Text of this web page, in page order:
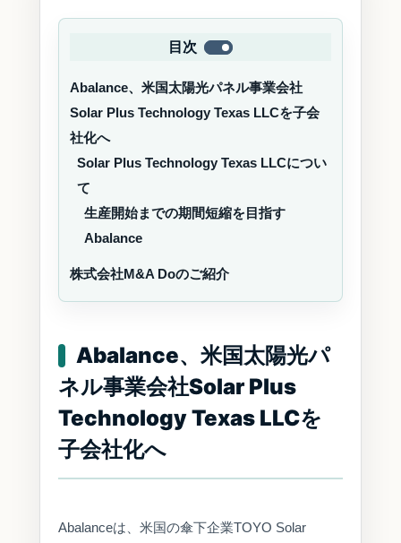
目次
Abalance、米国太陽光パネル事業会社
Solar Plus Technology Texas LLCを子会
社化へ
Solar Plus Technology Texas LLCについ
て
生産開始までの期間短縮を目指す
Abalance
株式会社M&A Doのご紹介
Abalance、米国太陽光パ
ネル事業会社Solar Plus
Technology Texas LLCを
子会社化へ
Abalanceは、米国の傘下企業TOYO Solar